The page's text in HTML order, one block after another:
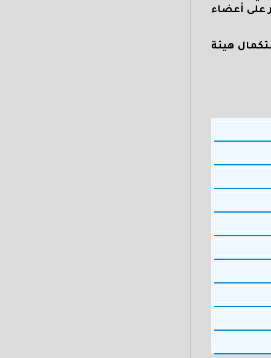
تم الاستقرار على أعضاء
هيئة